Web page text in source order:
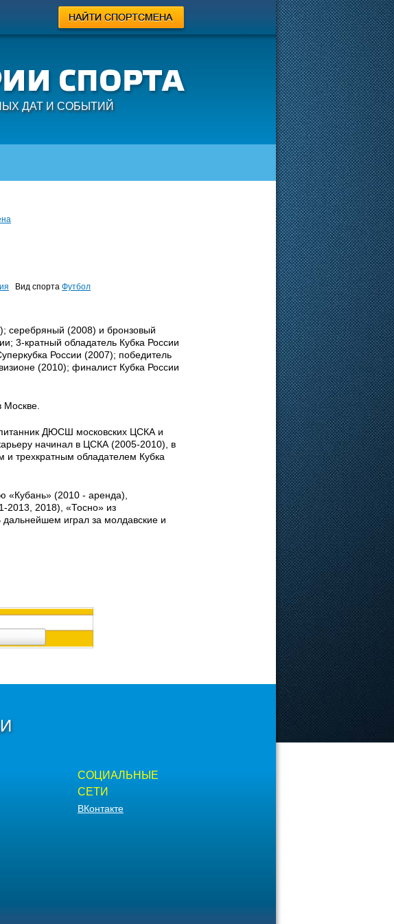
ДАТ И СОБЫТИЙ
Вид спорта Футбол
серебряный (2008) и бронзовый
3-кратный обладатель Кубка России
России (2007); победитель
(2010); финалист Кубка России
Москве.
ДЮСШ московских ЦСКА и
начинал в ЦСКА (2005-2010), в
и трехкратным обладателем Кубка
«Кубань» (2010 - аренда),
2013, 2018), «Тосно» из
играл за молдавские и
СОЦИАЛЬНЫЕ
СЕТИ
ВКонтакте